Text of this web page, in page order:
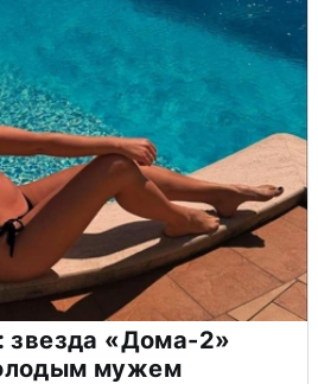
звезда «Дома-2»
мужем